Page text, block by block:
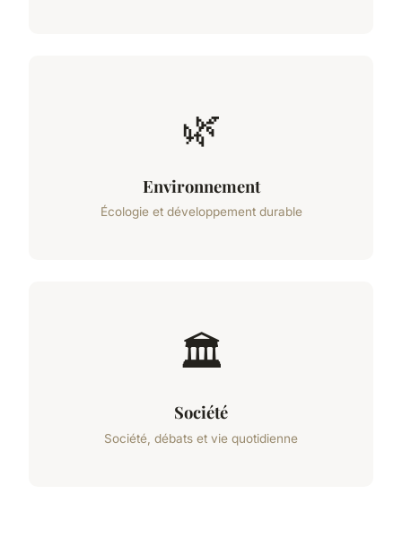
🌿
Environnement
Écologie et développement durable
🏛️
Société
Société, débats et vie quotidienne